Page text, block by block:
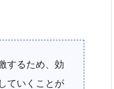
するため、効
ていくことが